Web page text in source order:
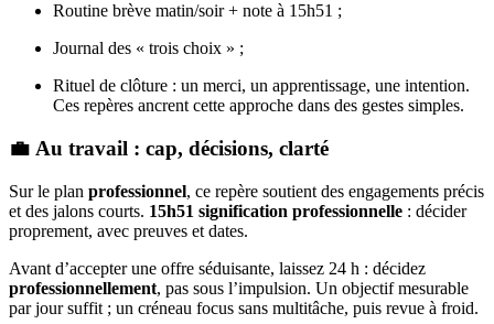
Routine brève matin/soir + note à 15h51 ;
Journal des « trois choix » ;
Rituel de clôture : un merci, un apprentissage, une intention.
Ces repères ancrent cette approche dans des gestes simples.
💼 Au travail : cap, décisions, clarté
Sur le plan professionnel, ce repère soutient des engagements précis
et des jalons courts. 15h51 signification professionnelle : décider
proprement, avec preuves et dates.
Avant d’accepter une offre séduisante, laissez 24 h : décidez
professionnellement, pas sous l’impulsion. Un objectif mesurable
par jour suffit ; un créneau focus sans multitâche, puis revue à froid.